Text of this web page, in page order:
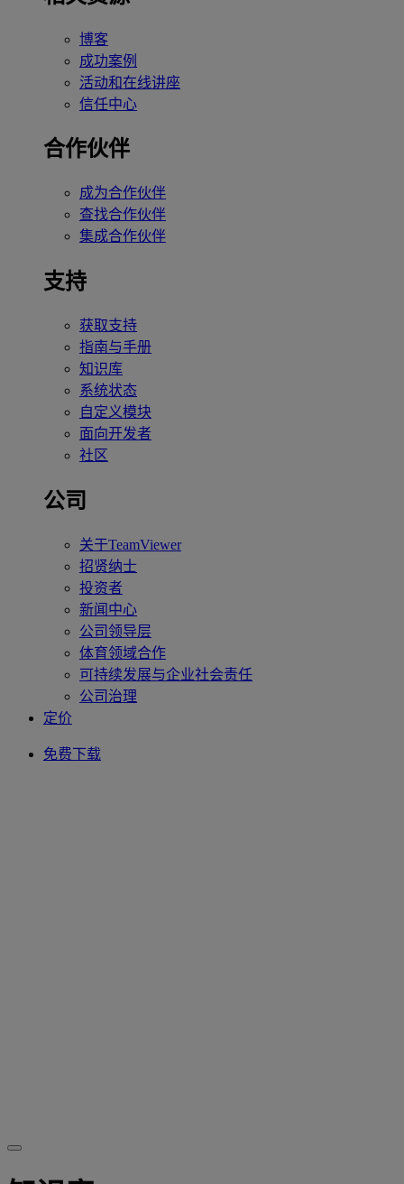
博客
成功案例
活动和在线讲座
信任中心
合作伙伴
成为合作伙伴
查找合作伙伴
集成合作伙伴
支持
获取支持
指南与手册
知识库
系统状态
自定义模块
面向开发者
社区
公司
关于TeamViewer
招贤纳士
投资者
新闻中心
公司领导层
体育领域合作
可持续发展与企业社会责任
公司治理
定价
免费下载